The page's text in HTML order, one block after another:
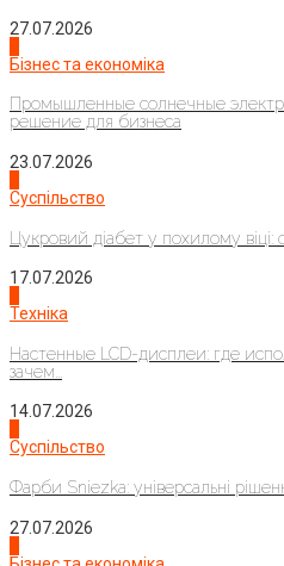
27.07.2026
Бізнес та економіка
Промышленные солнечные
решение для бизнеса
23.07.2026
Суспільство
Цукровий діабет у похилому віці:
17.07.2026
Техніка
Настенные LCD-дисплеи: где
зачем...
14.07.2026
Суспільство
Фарби Sniezka: універсальні
27.07.2026